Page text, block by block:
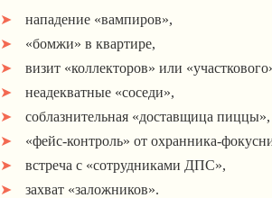
нападение «вампиров»,
«бомжи» в квартире,
визит «коллекторов» или
неадекватные «соседи»,
соблазнительная «доставщица пиццы»,
«фейс-контроль» от охранника-
встреча с «сотрудниками ДПС»,
захват «заложников».